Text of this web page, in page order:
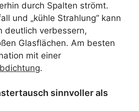
durch Spalten strömt.
und „kühle Strahlung“ kann
deutlich verbessern,
Glasflächen. Am besten
mit einer
.
sinnvoller als